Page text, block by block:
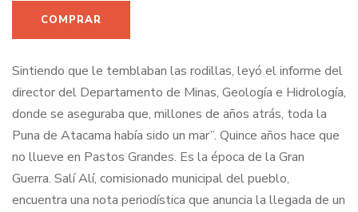
Sintiendo que le temblaban las rodillas, leyó el informe del
director del Departamento de Minas, Geología e Hidrología,
donde se aseguraba que, millones de años atrás, toda la
Puna de Atacama había sido un mar”. Quince años hace que
no llueve en Pastos Grandes. Es la época de la Gran
Guerra. Salí Alí, comisionado municipal del pueblo,
encuentra una nota periodística que anuncia la llegada de un